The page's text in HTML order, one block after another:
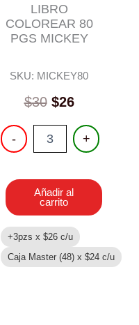
LIBRO
COLOREAR 80
PGS MICKEY
SKU: MICKEY80
$30 $26
-
LIBRO
COLOREAR
MICKEY
cantidad
+
Añadir al
carrito
+3pzs x $26 c/u
Caja Master (48) x $24 c/u